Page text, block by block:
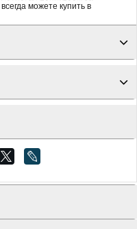
можете купить в